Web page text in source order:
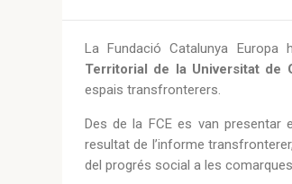
La Fundació Catalunya
Territorial de la Universitat de
espais transfronterers.
Des de la FCE es van presentar
resultat de l’informe
del progrés social a les